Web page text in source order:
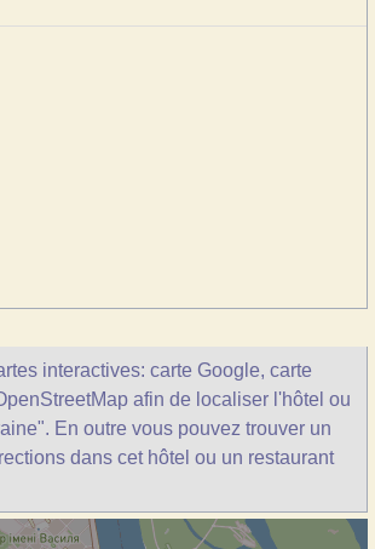
interactives: carte Google, carte
afin de localiser l'hôtel ou
En outre vous pouvez trouver un
dans cet hôtel ou un restaurant